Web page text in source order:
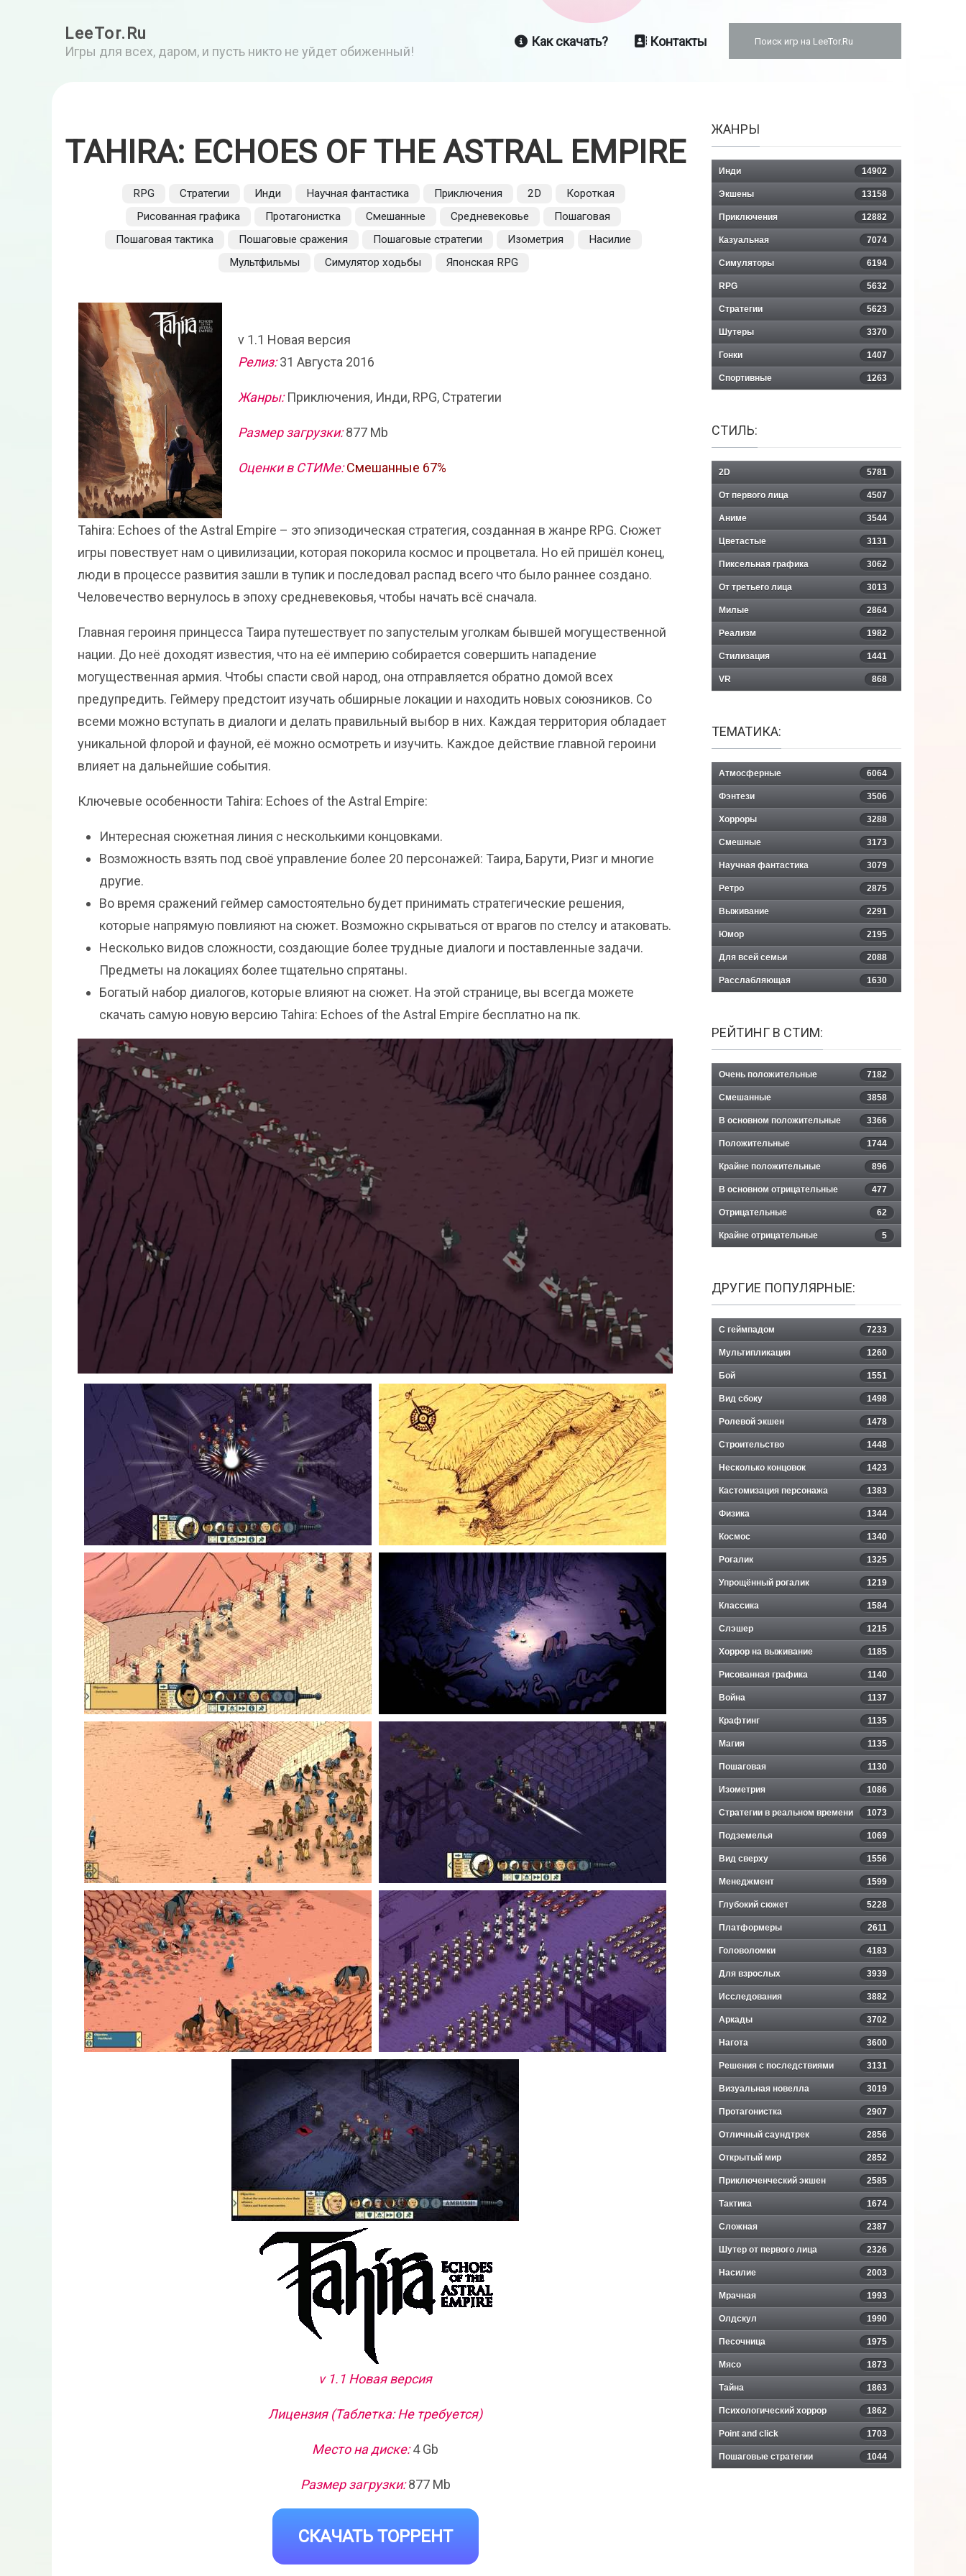
LeeTor.Ru
Игры для всех, даром, и пусть никто не уйдет обиженный!
Как скачать? Контакты
TAHIRA: ECHOES OF THE ASTRAL EMPIRE
RPG Стратегии Инди Научная фантастика Приключения 2D
Короткая
Рисованная графика
Протагонистка Смешанные Средневековье
Пошаговая
Пошаговая тактика
Пошаговые сражения Пошаговые стратегии Изометрия
Насилие
Мультфильмы
Симулятор ходьбы Японская RPG
v 1.1 Новая версия
Релиз:31 Августа 2016
Жанры:Приключения, Инди, RPG, Стратегии
Размер загрузки:877 Mb
Оценки в СТИМе: Смешанные 67%
Tahira: Echoes of the Astral Empire – это эпизодическая стратегия, созданная в жанре RPG. Сюжет
игры повествует нам о цивилизации, которая покорила космос и процветала. Но ей пришёл конец,
люди в процессе развития зашли в тупик и последовал распад всего что было раннее создано.
Человечество вернулось в эпоху средневековья, чтобы начать всё сначала.
Главная героиня принцесса Таира путешествует по запустелым уголкам бывшей могущественной
нации. До неё доходят известия, что на её империю собирается совершить нападение
могущественная армия. Чтобы спасти свой народ, она отправляется обратно домой всех
предупредить. Геймеру предстоит изучать обширные локации и находить новых союзников. Со
всеми можно вступать в диалоги и делать правильный выбор в них. Каждая территория обладает
уникальной флорой и фауной, её можно осмотреть и изучить. Каждое действие главной героини
влияет на дальнейшие события.
Ключевые особенности Tahira: Echoes of the Astral Empire:
Интересная сюжетная линия с несколькими концовками.
Возможность взять под своё управление более 20 персонажей: Таира, Барути, Ризг и многие
другие.
Во время сражений геймер самостоятельно будет принимать стратегические решения,
которые напрямую повлияют на сюжет. Возможно скрываться от врагов по стелсу и атаковать.
Несколько видов сложности, создающие более трудные диалоги и поставленные задачи.
Предметы на локациях более тщательно спрятаны.
Богатый набор диалогов, которые влияют на сюжет. На этой странице, вы всегда можете
скачать самую новую версию Tahira: Echoes of the Astral Empire бесплатно на пк.
v 1.1 Новая версия
Лицензия (Таблетка: Не требуется)
Место на диске:4 Gb
Размер загрузки:877 Mb
СКАЧАТЬ ТОРРЕНТ
ЖАНРЫ
Инди 14902
Экшены 13158
Приключения 12882
Казуальная 7074
Симуляторы 6194
RPG 5632
Стратегии 5623
Шутеры 3370
Гонки 1407
Спортивные 1263
СТИЛЬ:
2D 5781
От первого лица 4507
Аниме 3544
Цветастые 3131
Пиксельная графика 3062
От третьего лица 3013
Милые 2864
Реализм 1982
Стилизация 1441
VR 868
ТЕМАТИКА:
Атмосферные 6064
Фэнтези 3506
Хорроры 3288
Смешные 3173
Научная фантастика 3079
Ретро 2875
Выживание 2291
Юмор 2195
Для всей семьи 2088
Расслабляющая 1630
РЕЙТИНГ В СТИМ:
Очень положительные 7182
Смешанные 3858
В основном положительные 3366
Положительные 1744
Крайне положительные 896
В основном отрицательные 477
Отрицательные 62
Крайне отрицательные 5
ДРУГИЕ ПОПУЛЯРНЫЕ:
С геймпадом 7233
Мультипликация 1260
Бой 1551
Вид сбоку 1498
Ролевой экшен 1478
Строительство 1448
Несколько концовок 1423
Кастомизация персонажа 1383
Физика 1344
Космос 1340
Рогалик 1325
Упрощённый рогалик 1219
Классика 1584
Слэшер 1215
Хоррор на выживание 1185
Рисованная графика 1140
Война 1137
Крафтинг 1135
Магия 1135
Пошаговая 1130
Изометрия 1086
Стратегии в реальном времени 1073
Подземелья 1069
Вид сверху 1556
Менеджмент 1599
Глубокий сюжет 5228
Платформеры 2611
Головоломки 4183
Для взрослых 3939
Исследования 3882
Аркады 3702
Нагота 3600
Решения с последствиями 3131
Визуальная новелла 3019
Протагонистка 2907
Отличный саундтрек 2856
Открытый мир 2852
Приключенческий экшен 2585
Тактика 1674
Сложная 2387
Шутер от первого лица 2326
Насилие 2003
Мрачная 1993
Олдскул 1990
Песочница 1975
Мясо 1873
Тайна 1863
Психологический хоррор 1862
Point and click 1703
Пошаговые стратегии 1044